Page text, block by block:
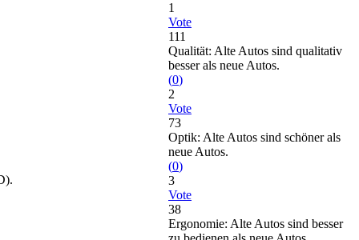
1
Vote
111
Qualität: Alte Autos sind qualitativ
besser als neue Autos.
(0)
2
Vote
73
Optik: Alte Autos sind schöner als
neue Autos.
(0)
3
Vote
38
Ergonomie: Alte Autos sind besser